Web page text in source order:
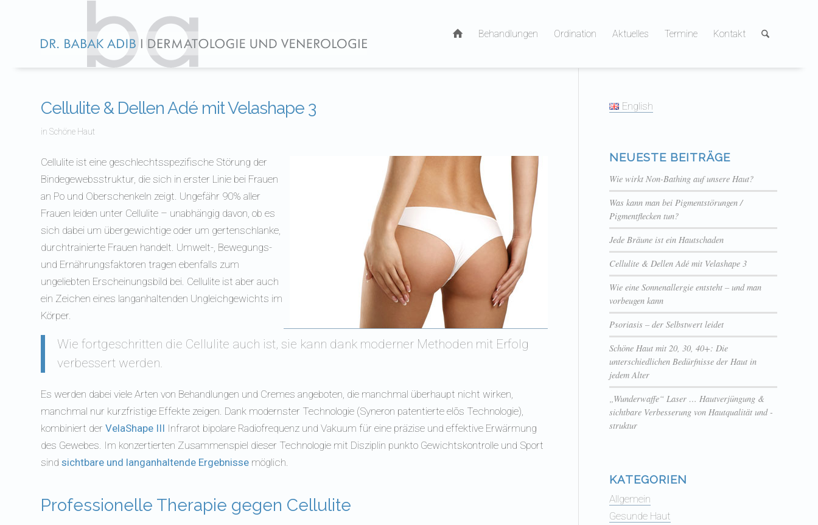
Behandlungen Ordination Aktuelles Termine Kontakt
Cellulite & Dellen Adé mit Velashape 3
in Schöne Haut
Cellulite ist eine geschlechtsspezifische Störung der
Bindegewebsstruktur, die sich in erster Linie bei Frauen
an Po und Oberschenkeln zeigt. Ungefähr 90% aller
Frauen leiden unter Cellulite – unabhängig davon, ob es
sich dabei um übergewichtige oder um gertenschlanke,
durchtrainierte Frauen handelt. Umwelt-, Bewegungs-
und Ernährungsfaktoren tragen ebenfalls zum
ungeliebten Erscheinungsbild bei. Cellulite ist aber auch
ein Zeichen eines langanhaltenden Ungleichgewichts im
Körper.
Wie fortgeschritten die Cellulite auch ist, sie kann dank moderner Methoden mit Erfolg
verbessert werden.
Es werden dabei viele Arten von Behandlungen und Cremes angeboten, die manchmal überhaupt nicht wirken,
manchmal nur kurzfristige Effekte zeigen. Dank modernster Technologie (Syneron patentierte elōs Technologie),
kombiniert der VelaShape III Infrarot bipolare Radiofrequenz und Vakuum für eine präzise und effektive Erwärmung
des Gewebes. Im konzertierten Zusammenspiel dieser Technologie mit Disziplin punkto Gewichtskontrolle und Sport
sind sichtbare und langanhaltende Ergebnisse möglich.
Professionelle Therapie gegen Cellulite
English
NEUESTE BEITRÄGE
Wie wirkt Non-Bathing auf unsere Haut?
Was kann man bei Pigmentstörungen /
Pigmentflecken tun?
Jede Bräune ist ein Hautschaden
Cellulite & Dellen Adé mit Velashape 3
Wie eine Sonnenallergie entsteht – und man
vorbeugen kann
Psoriasis – der Selbstwert leidet
Schöne Haut mit 20, 30, 40+: Die
unterschiedlichen Bedürfnisse der Haut in
jedem Alter
„Wunderwaffe“ Laser … Hautverjüngung &
sichtbare Verbesserung von Hautqualität und -
struktur
KATEGORIEN
Allgemein
Gesunde Haut